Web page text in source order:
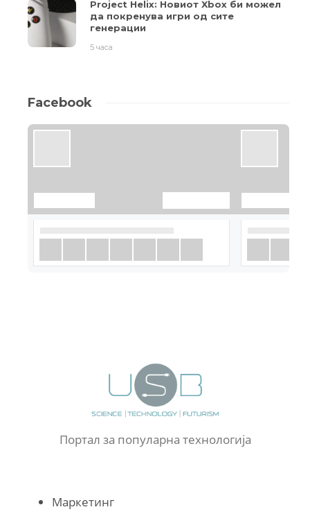
Project Helix: Новиот Xbox би можел
да покренува игри од сите
генерации
5 часа
Facebook
Портал за популарна технологија
Маркетинг